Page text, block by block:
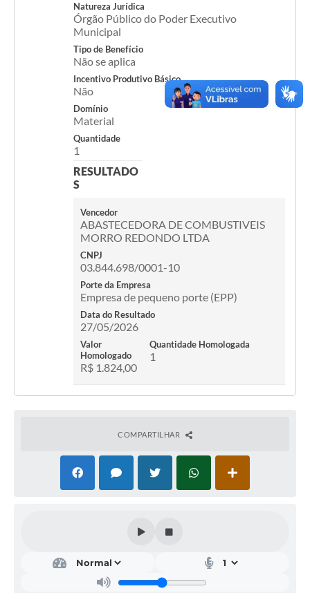
Carta de Serviços
Arquivos para Download
Galeria de Vídeos
Natureza Jurídica
Órgão Público do Poder Executivo
Municipal
Tipo de Benefício
Não se aplica
Incentivo Produtivo Básico
Não
Domínio
Material
Quantidade
1
RESULTADO
S
Vencedor
ABASTECEDORA DE COMBUSTIVEIS
MORRO REDONDO LTDA
CNPJ
03.844.698/0001-10
Porte da Empresa
Empresa de pequeno porte (EPP)
Data do Resultado
27/05/2026
Valor
Homologado
R$ 1.824,00
Quantidade Homologada
1
COMPARTILHAR